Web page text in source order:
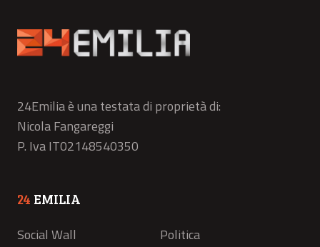
24Emilia è una testata di proprietà di:
Nicola Fangareggi
P. Iva IT02148540350
24 EMILIA
Social Wall
Politica